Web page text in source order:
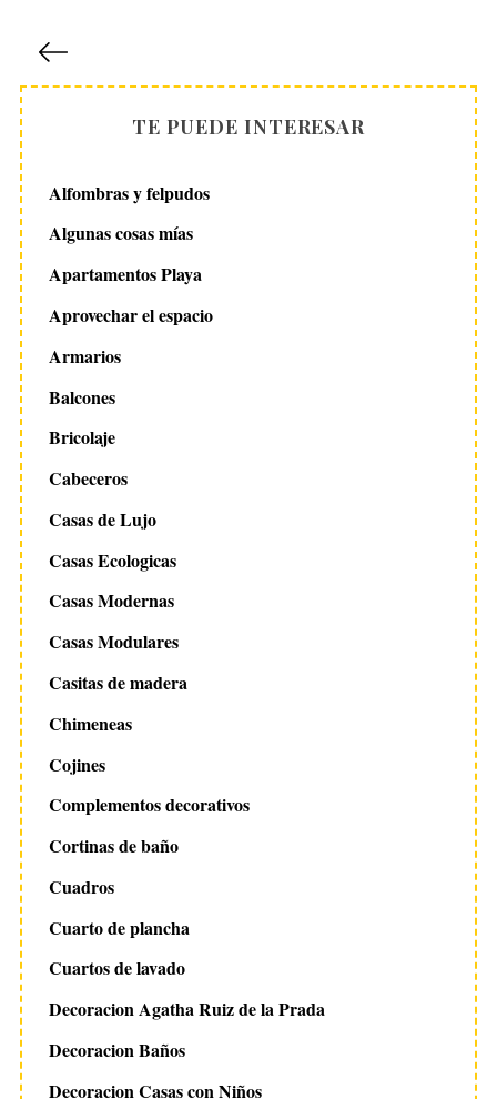
g
i
n
a
c
i
ó
n
d
e
e
n
t
r
a
d
a
s
TE PUEDE INTERESAR
Alfombras y felpudos
Algunas cosas mías
Apartamentos Playa
Aprovechar el espacio
Armarios
Balcones
Bricolaje
Cabeceros
Casas de Lujo
Casas Ecologicas
Casas Modernas
Casas Modulares
Casitas de madera
Chimeneas
Cojines
Complementos decorativos
Cortinas de baño
Cuadros
Cuarto de plancha
Cuartos de lavado
Decoracion Agatha Ruiz de la Prada
Decoracion Baños
Decoracion Casas con Niños
S
e
r
h
f
r
: